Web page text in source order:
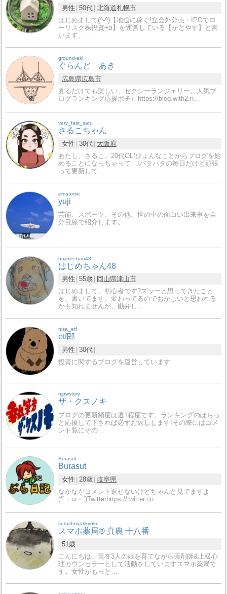
男性 50代 北海道札幌市
はじめまして(^-^)【地道に稼ぐ!立会外分売・IPOでロ
ーリスク株投資+α】を運営している【かとやす】と言
います。…
ground-aki
ぐらんど あき
広島県広島市
見るだけでも楽しい、セクシーランジェリー。人気ブ
ログランキング応援ポチ↓↓https://blog.with2.n…
very_fast_saru
さるこちゃん
女性 30代
大阪府
あたし、さるこ。20代OL!ひょんなことからブログを始
めることになっちゃって…!バタバタの毎日だけど頑張
って更新して…
ematome
yuji
芸能、スポーツ、その他、世の中の面白い出来事を自
分目線で紹介します。
hajimechan48
はじめちゃん48
男性 55歳 岡山県津山市
はじめまして、初心者です?ズッーと思ってきたこと
を、書いてます。変わってるのでおかしいと思われる
かも知れませんが、勘弁し…
nisa_etf
etf郎
男性 30代
投資に関するブログを運営しています
njpwstory
ザ・クスノキ
ブログの更新頻度は週1程度です。ランキングのぽちっ
と応援して下されば必ずお返しします!その際にはコメ
ント覧にその…
Burasut
Burasut
女性 28歳 岐阜県
なかなかコメント返せないけどちゃんと見てますよ
(*`・ω・´)Twitterhttps://twitter.co…
sumahoyakkyoku
スマホ薬局®︎ 真農 十八番
51歳
こんにちは、現在3人の娘を育てながら薬剤師&上級心
理カウンセラーとして活動をしていますスマホ薬局で
す。女性がもっと…